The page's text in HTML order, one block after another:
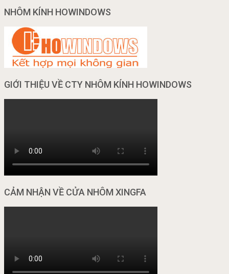
NHÔM KÍNH HOWINDOWS
GIỚI THIỆU VỀ CTY NHÔM KÍNH HOWINDOWS
CẢM NHẬN VỀ CỬA NHÔM XINGFA